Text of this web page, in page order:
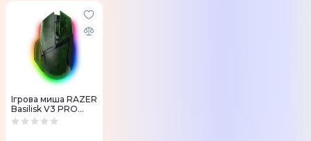
Радіус дії
10 м
Інтерфейс
USB
Радіоканал
Ігрова миша RAZER
Basilisk V3 PRO
Wireless Phantom
Green